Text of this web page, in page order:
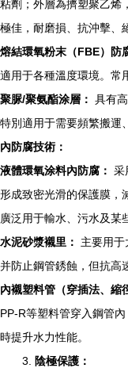
粘劑；外層為擠塑聚乙烯
極佳，耐磨損、抗沖擊、
熔結環氧粉末（FBE）防
適用于各種溫度環境。常
聚脲/聚氨酯涂層： 具有
特別適用于需要頻繁搬運
內防腐技術：
液體環氧涂料內防腐： 采
形成致密光滑的保護膜，
廣泛用于輸水、污水及某
水泥砂漿襯里：
主要用
并防止鋼管銹蝕，但抗高
內襯塑料管（穿插法、縮
PP-R等塑料管穿入鋼管
時提升水力性能。
3.
陰極保護：